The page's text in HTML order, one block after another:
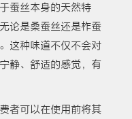
蚕丝本身的天然特
论是桑蚕丝还是柞蚕
这种味道不仅不会对
静、舒适的感觉，有
者可以在使用前将其